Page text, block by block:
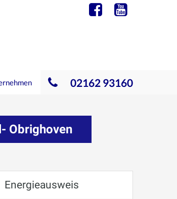
02162 93160
Obrighoven
Energieausweis